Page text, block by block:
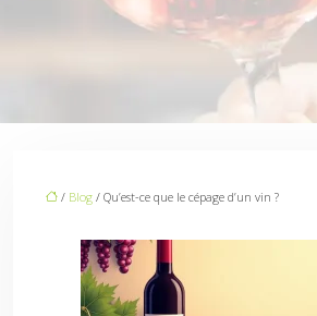
/ Blog / Qu’est-ce que le cépage d’un vin ?